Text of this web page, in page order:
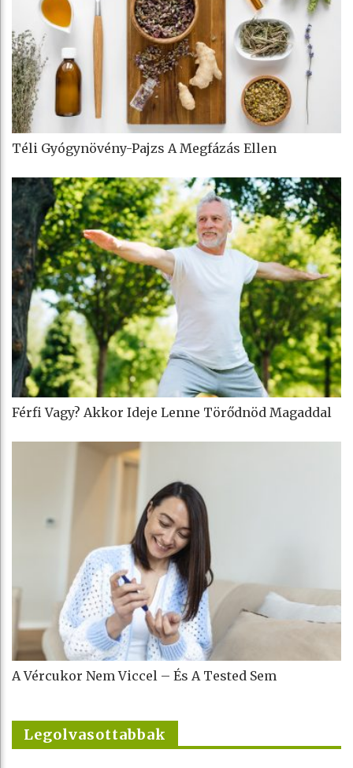
Téli Gyógynövény-Pajzs A Megfázás Ellen
Férfi Vagy? Akkor Ideje Lenne Törődnöd Magaddal
A Vércukor Nem Viccel – És A Tested Sem
Legolvasottabbak